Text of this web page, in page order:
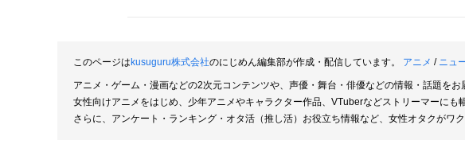
このページはkusuguru株式会社のにじめん編集部が作成・配信しています。 アニメ / ニュ
アニメ・ゲーム・漫画などの2次元コンテンツや、声優・舞台・俳優などの情報・話題をお
女性向けアニメをはじめ、少年アニメやキャラクター作品、VTuberなどストリーマーに
さらに、アンケート・ランキング・オタ活（推し活）お役立ち情報など、女性オタクがワ